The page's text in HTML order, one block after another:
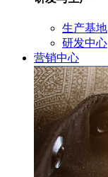
生产基地
研发中心
营销中心